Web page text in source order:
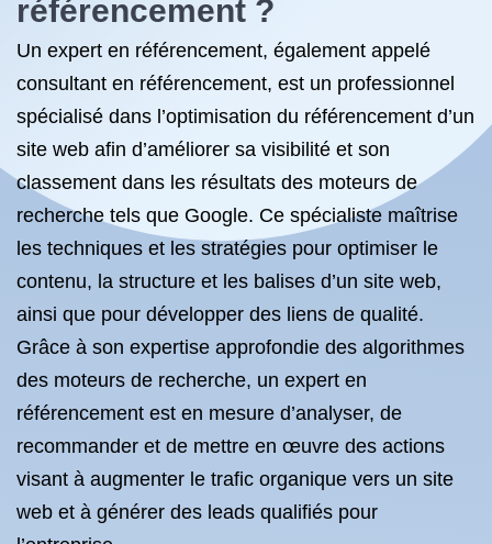
référencement ?
Un expert en référencement, également appelé
consultant en référencement, est un professionnel
spécialisé dans l’optimisation du référencement d’un
site web afin d’améliorer sa visibilité et son
classement dans les résultats des moteurs de
recherche tels que Google. Ce spécialiste maîtrise
les techniques et les stratégies pour optimiser le
contenu, la structure et les balises d’un site web,
ainsi que pour développer des liens de qualité.
Grâce à son expertise approfondie des algorithmes
des moteurs de recherche, un expert en
référencement est en mesure d’analyser, de
recommander et de mettre en œuvre des actions
visant à augmenter le trafic organique vers un site
web et à générer des leads qualifiés pour